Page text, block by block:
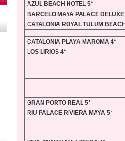
AZUL BEACH HOTEL 5*
BARCELO MAYA PALACE
CATALONIA ROYAL TULUM
CATALONIA PLAYA MAROMA 4*
LOS LIRIOS 4*
GRAN PORTO REAL 5*
RIU PALACE RIVIERA MAYA 5*